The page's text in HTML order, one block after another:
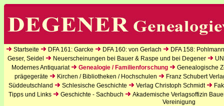
Startseite DFA 161: Garcke DFA 160: von Gerlach
DFA 158:
Geser, Seidel
Neuerscheinungen bei Bauer & Raspe und bei Degener
Modernes Antiquariat
Genealogie / Familienforschung
Genealogische
prägegeräte
Kirchen / Bibliotheken / Hochschulen
Franz Schubert
Süddeutschland
Schlesische Geschichte Verlag Christoph Schmidt
Tipps und Links
Geschichte - Sachbuch
Akademische Verlagsoffizin
Vereinigung